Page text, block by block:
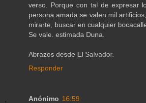
verso. Porque con tal de expresar
persona amada se valen mil
mirarte, buscar en cualquier
Se vale. estimada Duna.
Abrazos desde El Salvador.
Responder
Anónimo 16:59